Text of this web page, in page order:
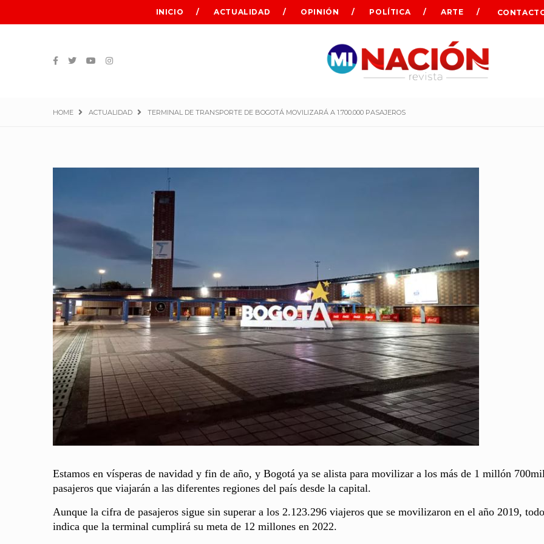
INICIO ACTUALIDAD OPINIÓN POLÍTICA ARTE
HOME ACTUALIDAD TERMINAL DE TRANSPORTE DE BOGOTÁ MOVILIZARÁ A 1.700.000 PASAJEROS
Estamos en vísperas de navidad y fin de año, y Bogotá ya se alista para movilizar a los más de 1 millón
pasajeros que viajarán a las diferentes regiones del país desde la capital.
Aunque la cifra de pasajeros sigue sin superar a los 2.123.296 viajeros que se movilizaron en el año 2019, todo
indica que la terminal cumplirá su meta de 12 millones en 2022.